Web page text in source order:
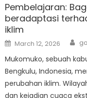
Pembelajaran:
beradaptasi
iklim
Posted
on
March 12, 2026
Mukomuko, sebuah
Bengkulu, Indonesia,
perubahan iklim.
dan kejadian cuaca